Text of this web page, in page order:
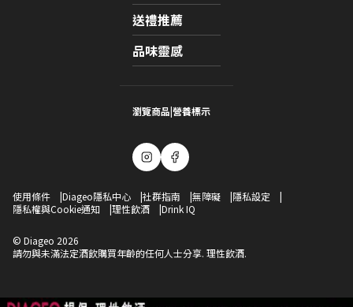
送禮推薦
品味靈感
瀏覽商品​|營養標示
麥芽 Instagram
Facebook logo
Compliance Footer
使用條件 Diageo隱私中心 社群指南 無障礙
隱私設定
隱私權與Cookie通知
理性飲酒 Drink IQ
請勿與未滿法定酒飲購買年齡的任何人士分享. 理性飲酒.
© Diageo 2026